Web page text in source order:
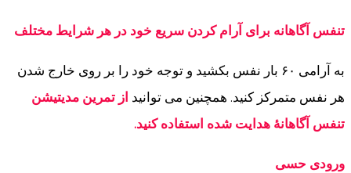
تنفس آگاهانه برای آرام کردن سریع خود در هر شرایط مختلف
به آرامی ۶۰ بار نفس بکشید و توجه خود را بر روی خارج شدن
هر نفس متمرکز کنید. همچنین می توانید از تمرین مدیتیشن
تنفس آگاهانۀ هدایت شده استفاده کنید.
ورودی حسی